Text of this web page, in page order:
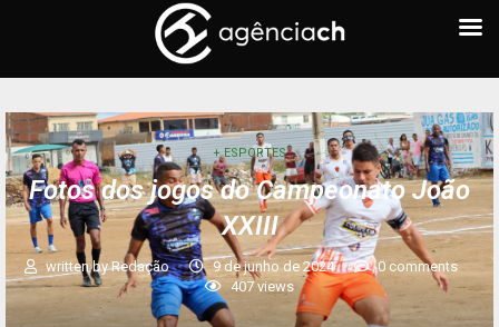
+ ESPORTES
Fotos dos jogos do Campeonato João
XXIII
written byRedação 9 de junho de 2024
0 comments
407views